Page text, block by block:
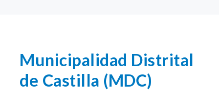
Municipalidad Distrital
de Castilla (MDC)